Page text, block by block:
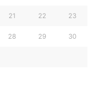
21 22 23
28 29 30